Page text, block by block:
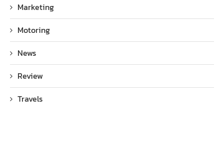
Marketing
Motoring
News
Review
Travels